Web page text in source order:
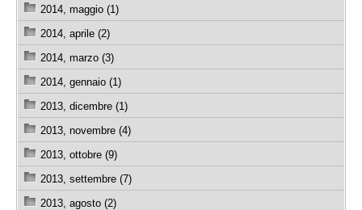
2014, maggio (1)
2014, aprile (2)
2014, marzo (3)
2014, gennaio (1)
2013, dicembre (1)
2013, novembre (4)
2013, ottobre (9)
2013, settembre (7)
2013, agosto (2)